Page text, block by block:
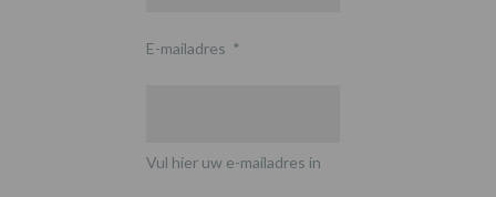
E-mailadres *
Vul hier uw e-mailadres in